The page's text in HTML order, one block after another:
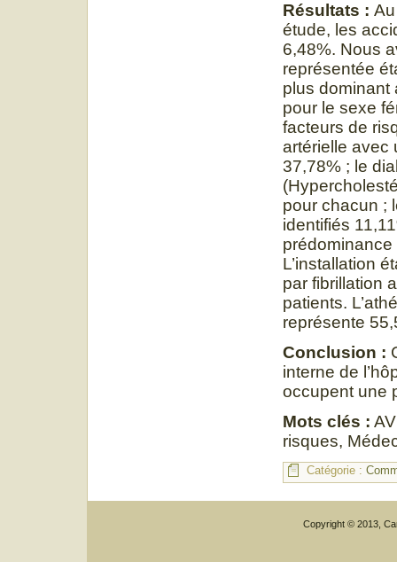
Résultats :
étude, les
6,48%. Nous
représentée
plus dominant
pour le sexe
facteurs de
artérielle avec
37,78% ; le
pour chacun ;
identifiés
L’installation
par fibrillation
patients.
représente
Conclusion :
interne de
occupent une
Mots clés :
risques,
Catégorie :
Copyright © 2013,